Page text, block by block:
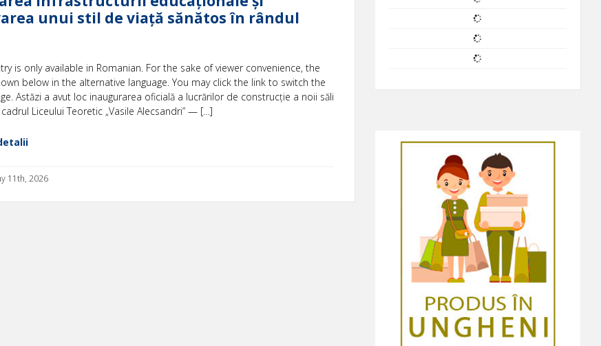
unui stil de viață sănătos în rândul
is only available in Romanian. For the sake of viewer convenience, the
below in the alternative language. You may click the link to switch the
Astăzi a avut loc inaugurarea oficială a lucrărilor de construcție a noii săli
Liceului Teoretic „Vasile Alecsandri” — […]
11th, 2026